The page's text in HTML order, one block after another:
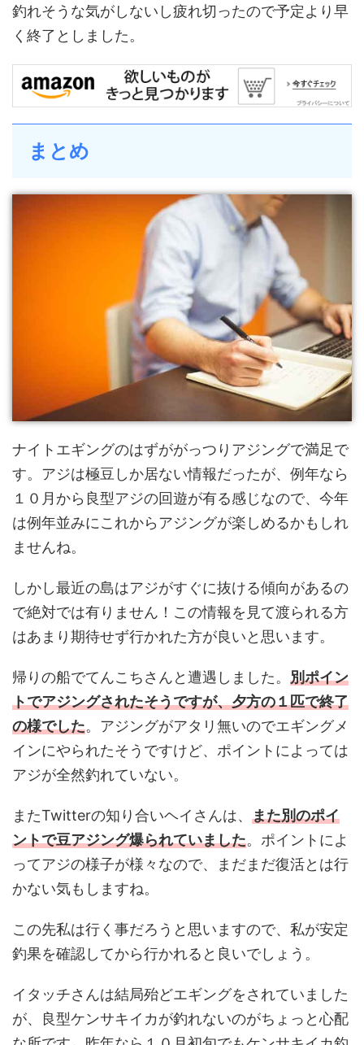
釣れそうな気がしないし疲れ切ったので予定より早
く終了としました。
まとめ
ナイトエギングのはずががっつりアジングで満足で
す。アジは極豆しか居ない情報だったが、例年なら
１０月から良型アジの回遊が有る感じなので、今年
は例年並みにこれからアジングが楽しめるかもしれ
ませんね。
しかし最近の島はアジがすぐに抜ける傾向があるの
で絶対では有りません！この情報を見て渡られる方
はあまり期待せず行かれた方が良いと思います。
帰りの船でてんこちさんと遭遇しました。 別ポイン
トでアジングされたそうですが、夕方の１匹で終了
の様でした。アジングがアタリ無いのでエギングメ
インにやられたそうですけど、ポイントによっては
アジが全然釣れていない。
またTwitterの知り合いヘイさんは、 また別のポイ
ントで豆アジング爆られていました。ポイントによ
ってアジの様子が様々なので、まだまだ復活とは行
かない気もしますね。
この先私は行く事だろうと思いますので、私が安定
釣果を確認してから行かれると良いでしょう。
イタッチさんは結局殆どエギングをされていました
が、良型ケンサキイカが釣れないのがちょっと心配